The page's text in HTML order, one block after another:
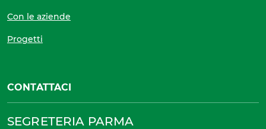
Con le aziende
Progetti
CONTATTACI
SEGRETERIA PARMA